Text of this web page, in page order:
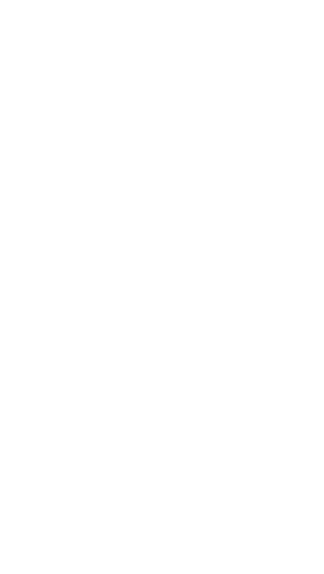
messing verchroomd 3/8"
10bar type 405